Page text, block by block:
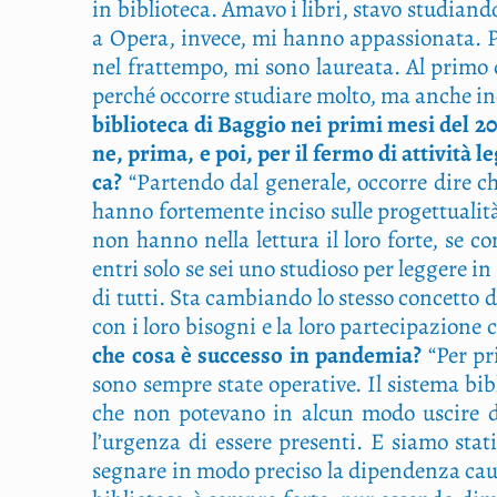
in biblio­te­ca. Ama­vo i libri, sta­vo
a Ope­ra, inve­ce, mi han­no
nel frat­tem­po, mi sono lau­rea­ta. Al
per­ché occor­re stu­dia­re mol­to, ma anche
biblio­te­ca di Bag­gio nei pri­mi mesi del
ne, pri­ma, e poi, per il fer­mo di atti­vi­tà
ca? “Par­ten­do dal gene­ra­le, occor­re dire
han­no for­te­men­te inci­so sul­le
non han­no nel­la let­tu­ra il loro for­te, se
entri solo se sei uno stu­dio­so per leg­ge­re
di tut­ti. Sta cam­bian­do lo stes­so con­cet­to
con i loro biso­gni e la loro par­te­ci­pa­zio­ne
che cosa è suc­ces­so in pan­de­mia? “Per
sono sem­pre sta­te ope­ra­ti­ve. Il siste­ma
che non pote­va­no in alcun modo usci­re
l’urgenza di esse­re pre­sen­ti. E sia­mo
segna­re in modo pre­ci­so la dipen­den­za